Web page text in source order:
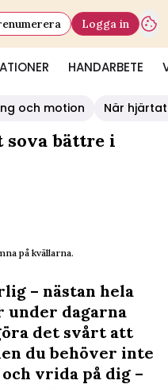
HANDARBETE
Logga in
och motion När
sova bättre i
på kvällarna.
– nästan hela
under dagarna
det svårt att
du behöver inte
vrida på dig –